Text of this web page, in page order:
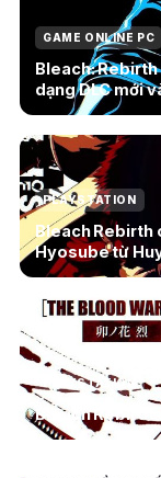
GAME ONLINE PC
Bleach:
dạng DLC mới
PLAYSTATION
Bleach Rebirth
Hyosube từ
PLAYSTATION
Bleach Rebirth